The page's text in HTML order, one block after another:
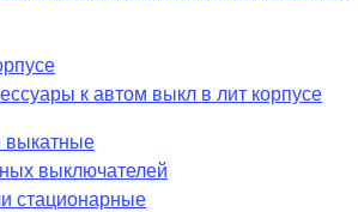
к автом выкл в лит корпусе
выкатные
выключателей
стационарные